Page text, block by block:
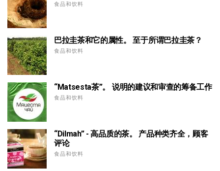
食品和饮料
巴拉圭茶和它的属性。 至于所谓巴拉圭茶？
食品和饮料
“Matsesta茶”。 说明的建议和审查的筹备工作
食品和饮料
“Dilmah” - 高品质的茶。 产品种类齐全，顾客
评论
食品和饮料